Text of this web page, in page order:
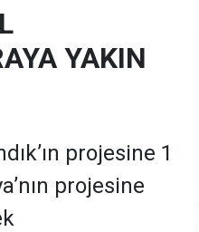
YAKIN
projesine 1
projesine